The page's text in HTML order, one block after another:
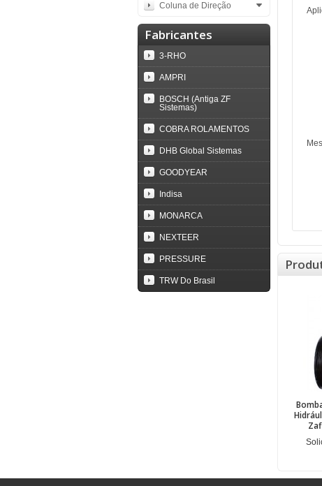
Coluna de Direção
Fabricantes
3-RHO
AMPRI
BOSCH (Antiga ZF
Sistemas)
COBRA ROLAMENTOS
DHB Global Sistemas
GOODYEAR
Indisa
MONARCA
NEXTEER
PRESSURE
TRW Do Brasil